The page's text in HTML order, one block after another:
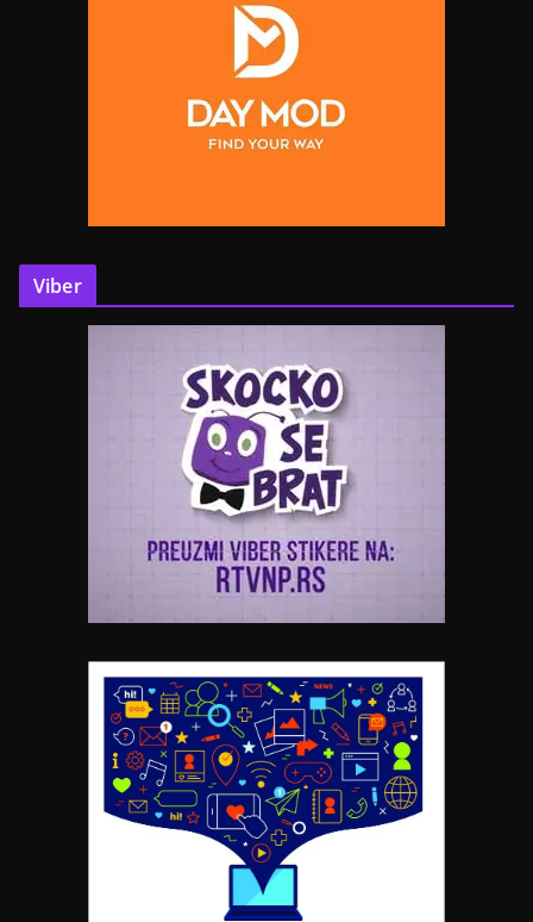
Viber